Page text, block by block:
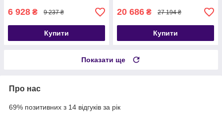
6 928 ₴ 9 237 ₴
Купити
20 686 ₴ 27 194 ₴
Купити
Показати ще
Про нас
69% позитивних з 14 відгуків за рік